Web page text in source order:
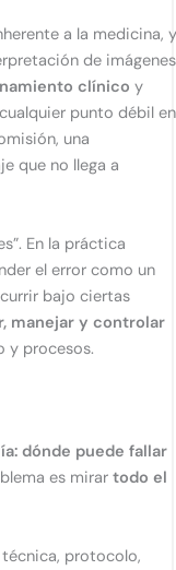
a la medicina,
de imágenes
clínico y
punto débil en
una
que no llega a
En la práctica
el error como un
bajo ciertas
manejar y controlar
y procesos.
dónde puede fallar
es mirartodo el
protocolo,